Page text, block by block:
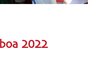
2022